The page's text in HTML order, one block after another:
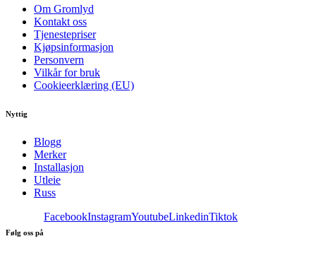
Om Gromlyd
Kontakt oss
Tjenestepriser
Kjøpsinformasjon
Personvern
Vilkår for bruk
Cookieerklæring (EU)
Nyttig
Blogg
Merker
Installasjon
Utleie
Russ
Følg oss på
FacebookInstagramYoutubeLinkedinTiktok